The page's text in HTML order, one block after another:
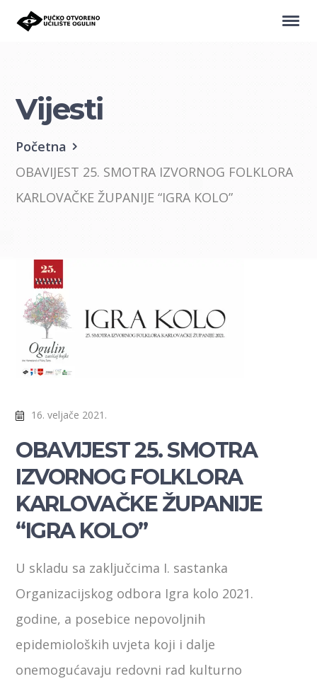
Vijesti
Početna
OBAVIJEST 25. SMOTRA IZVORNOG FOLKLORA
KARLOVAČKE ŽUPANIJE “IGRA KOLO”
16. veljače 2021.
OBAVIJEST 25. SMOTRA
IZVORNOG FOLKLORA
KARLOVAČKE ŽUPANIJE
“IGRA KOLO”
U skladu sa zaključcima I. sastanka
Organizacijskog odbora Igra kolo 2021.
godine, a posebice nepovoljnih
epidemioloških uvjeta koji i dalje
onemogućavaju redovni rad kulturno